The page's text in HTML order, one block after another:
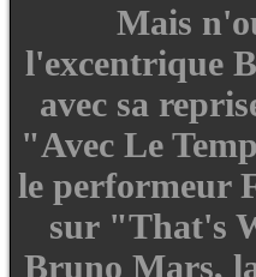
Mais
l'excentrique
avec sa
"Avec Le
le performeur
sur "That's
Bruno Mars,